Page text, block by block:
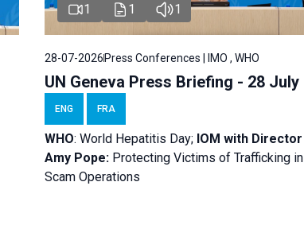
1 1 1
28-07-2026Press Conferences | IMO , WHO
UN Geneva Press Briefing - 28 July
ENG FRA
WHO: World Hepatitis Day; IOM withDirector
Amy Pope: Protecting Victims of Trafficking
Scam Operations